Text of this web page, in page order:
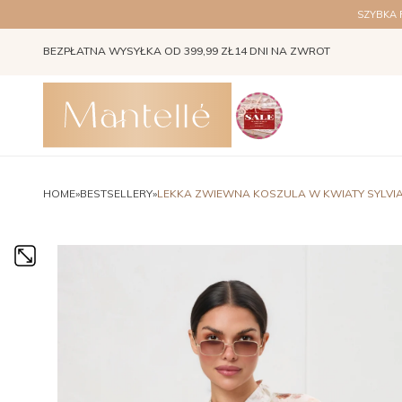
SZYBKA
BEZPŁATNA WYSYŁKA OD 399,99 ZŁ14 DNI NA ZWROT
Instagram Stories
HOME»BESTSELLERY»LEKKA ZWIEWNA KOSZULA W KWIATY